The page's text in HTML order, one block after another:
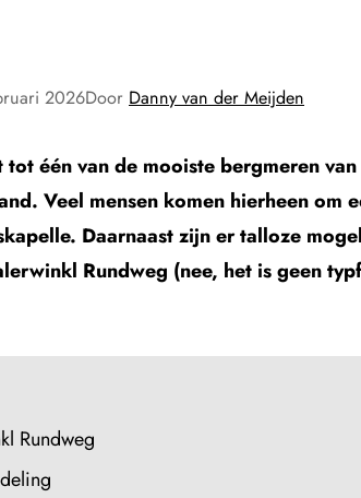
2026Door Danny van der Meijden
tot één van de mooiste bergmeren
Veel mensen komen hierheen om
Daarnaast zijn er talloze
Rundweg (nee, het is geen
Rundweg